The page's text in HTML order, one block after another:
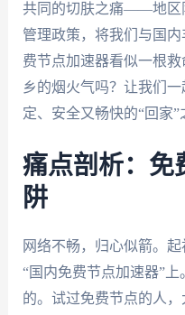
共同的切肤之痛——地区
管理政策，将我们与国
费节点加速器看似一根
乡的烟火气吗？让我们
定、安全又畅快的“回家”
痛点剖析：免
阱
网络不畅，归心似箭。
“国内免费节点加速器”
的。试过免费节点的人